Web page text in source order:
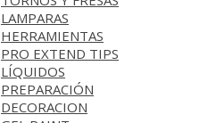
LAMPARAS
HERRAMIENTAS
PRO EXTEND TIPS
LÍQUIDOS
PREPARACIÓN
DECORACION